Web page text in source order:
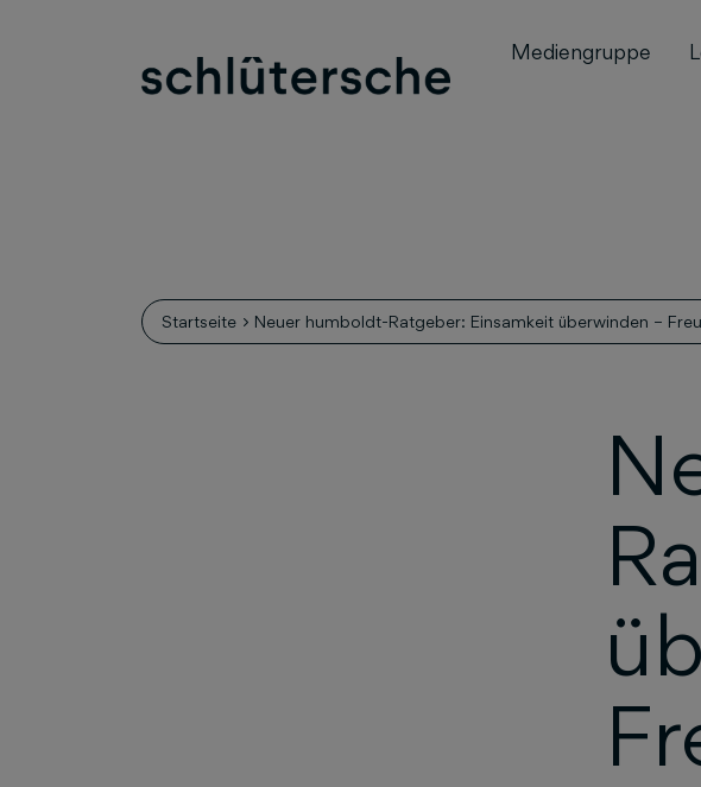
Mediengruppe
Startseite Neuer humboldt-Ratgeber: Einsamkeit überwinden –